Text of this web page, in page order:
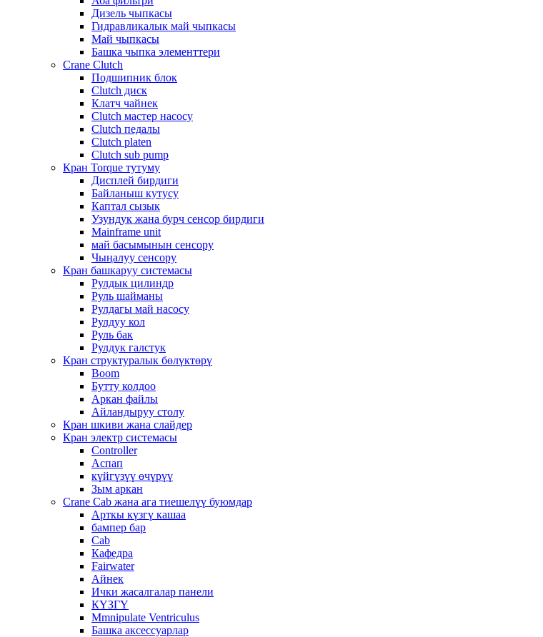
Дизель чыпкасы
Гидравликалык май чыпкасы
Май чыпкасы
Башка чыпка элементтери
Crane Clutch
Подшипник блок
Clutch диск
Клатч чайнек
Clutch мастер насосу
Clutch педалы
Clutch platen
Clutch sub pump
Кран Torque тутуму
Дисплей бирдиги
Байланыш кутусу
Каптал сызык
Узундук жана бурч сенсор бирдиги
Mainframe unit
май басымынын сенсору
Чыңалуу сенсору
Кран башкаруу системасы
Рулдык цилиндр
Руль шайманы
Рулдагы май насосу
Рулдуу кол
Руль бак
Рулдук галстук
Кран структуралык бөлүктөрү
Boom
Бутту колдоо
Аркан файлы
Айландыруу столу
Кран шкиви жана слайдер
Кран электр системасы
Controller
Аспап
күйгүзүү өчүрүү
Зым аркан
Crane Cab жана ага тиешелүү буюмдар
Арткы күзгү кашаа
бампер бар
Cab
Кафедра
Fairwater
Айнек
Ички жасалгалар панели
КҮЗГҮ
Mmnipulate Ventriculus
Башка аксессуарлар